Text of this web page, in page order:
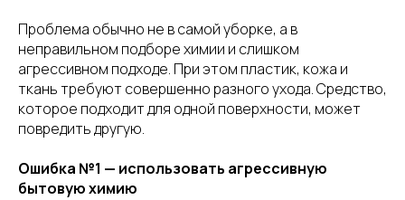
Проблема обычно не в самой уборке, а в
неправильном подборе химии и слишком
агрессивном подходе. При этом пластик, кожа и
ткань требуют совершенно разного ухода. Средство,
которое подходит для одной поверхности, может
повредить другую.
Ошибка №1 — использовать агрессивную
бытовую химию